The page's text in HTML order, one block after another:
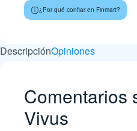
¿Por qué confiar en Finmart?
DescripciónOpiniones
Comentarios
Vivus